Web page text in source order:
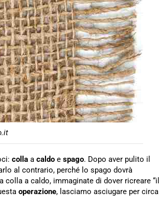
colla a caldo e spago. Dopo aver pulito il
al contrario, perché lo spago dovrà
a caldo, immaginate di dover ricreare “il
operazione, lasciamo asciugare per circa